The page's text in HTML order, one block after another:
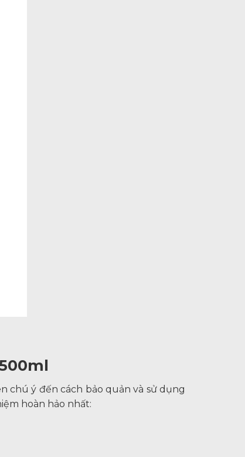
chú ý đến cách bảo quản và sử dụng
hoàn hảo nhất: